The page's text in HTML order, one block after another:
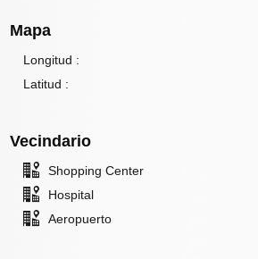
Mapa
Longitud :
Latitud :
Vecindario
Shopping Center
Hospital
Aeropuerto